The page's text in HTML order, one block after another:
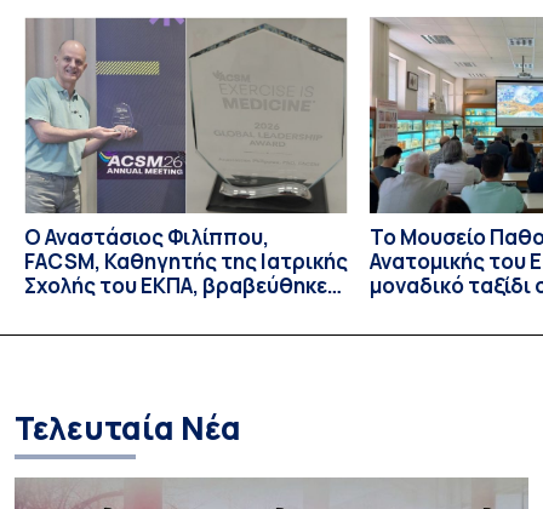
PDS) στο πλαίσιο της διεθνούς κλινικής μελέτης Sightspire
σε ασθενή 82 ετών με ηλικιακή εκφύλιση ωχράς υγρού
τύπου. Το ένθεμα αυτό αποτελεί καινοτόμο θεραπεία για
ασθενείς με νεοαγγειακή ηλικιακή εκφύλιση ωχράς, […]
Ο Αναστάσιος Φιλίππου,
FACSM, Καθηγητής της Ιατρικής
Σχολής του ΕΚΠΑ, βραβεύθηκε
Global Leadership Award 2026
Το Μουσείο
Ανατομικής του
μοναδικό ταξίδι
Τελευταία Νέα